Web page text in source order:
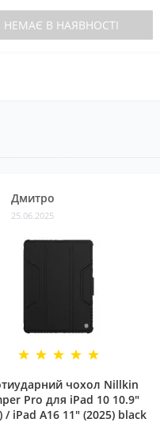
НЕМАЄ В НАЯВНОСТІ
Дмитро
25.06.2025
чохол Nillkin
Pro для iPad 10 10.9"
/ iPad A16 11" (2025) black